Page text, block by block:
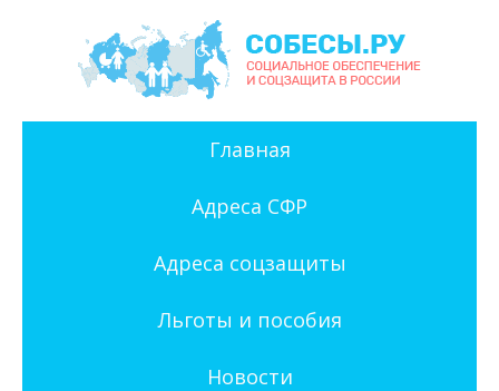
Главная
Адреса СФР
Адреса соцзащиты
Льготы и пособия
Новости